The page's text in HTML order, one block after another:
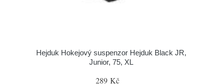
Hejduk Hokejový suspenzor Hejduk Black JR,
Junior, 75, XL
289 Kč